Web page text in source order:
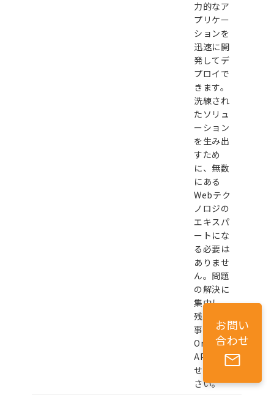
力的なア
プリケー
ションを
迅速に開
発してデ
プロイで
きます。
洗練され
たソリュ
ーション
を生み出
すため
に、無数
にある
Webテク
ノロジの
エキスパ
ートにな
る必要は
ありませ
ん。問題
の解決に
集中し、
残りの仕
事は
Oracle
APEXに任
せてくだ
さい。
お問い
合わせ